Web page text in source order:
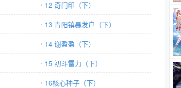
12 奇门印（下）
13 青阳镇暴发户（下）
14 谢盈盈（下）
15 初斗雷力（下）
16核心种子（下）